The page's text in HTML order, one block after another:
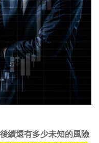
續還有多少未知的風險